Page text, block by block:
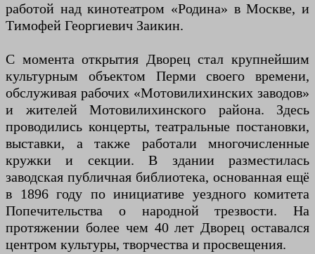
работой над кинотеатром «Родина» в Москве, и
Тимофей Георгиевич Заикин.
С момента открытия Дворец стал крупнейшим
культурным объектом Перми своего времени,
обслуживая рабочих «Мотовилихинских заводов»
и жителей Мотовилихинского района. Здесь
проводились концерты, театральные постановки,
выставки, а также работали многочисленные
кружки и секции. В здании разместилась
заводская публичная библиотека, основанная ещё
в 1896 году по инициативе уездного комитета
Попечительства о народной трезвости. На
протяжении более чем 40 лет Дворец оставался
центром культуры, творчества и просвещения.